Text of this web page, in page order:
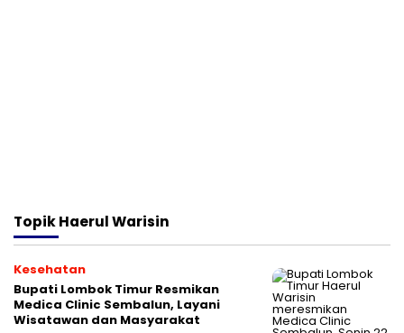
TopikHaerul Warisin
Kesehatan
Bupati Lombok Timur Resmikan
Medica Clinic Sembalun, Layani
Wisatawan dan Masyarakat